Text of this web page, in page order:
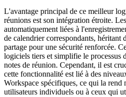
L'avantage principal de ce meilleur
réunions est son intégration étroite.
automatiquement liées à
de calendrier correspondants, héritant
partage pour une sécurité renforcée.
logiciels tiers et simplifie le processus
notes de réunion. Cependant, il est
cette fonctionnalité est lié à des
Workspace spécifiques, ce qui la rend
utilisateurs individuels ou à ceux qui